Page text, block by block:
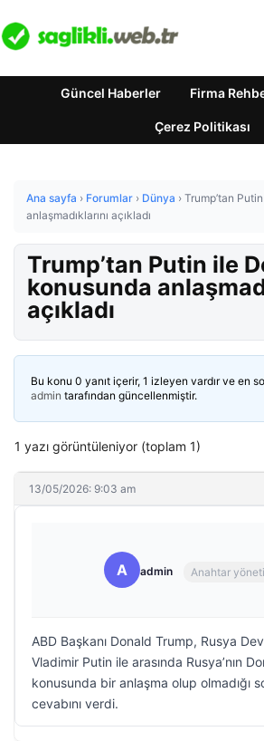
Güncel Haberler Firma
Çerez Politikası
Ana sayfa › Forumlar › Dünya › Trump’tan
anlaşmadıklarını açıkladı
Trump’tan Putin ile
konusunda
açıkladı
Bu konu 0 yanıt içerir, 1 izleyen vardır ve en
admin tarafından güncellenmiştir.
1 yazı görüntüleniyor (toplam 1)
13/05/2026: 9:03 am
A admin Anahtar
ABD Başkanı Donald Trump, Rusya
Vladimir Putin ile arasında Rusya’nın
konusunda bir anlaşma olup olmadığı
cevabını verdi.